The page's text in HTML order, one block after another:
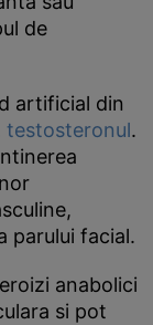
de
artificial din
testosteronul.
parului facial.
anabolici
si pot